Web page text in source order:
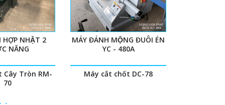
HỢP NHẬT 2
NĂNG
MÁY ĐÁNH MỘNG ĐUÔI ÉN
YC - 480A
Cây Tròn RM-
70
Máy cắt chốt DC-78